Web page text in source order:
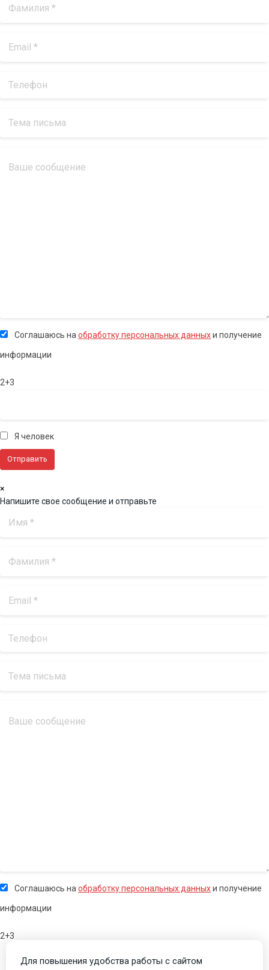
Соглашаюсь на обработку персональных данныхи получение
информации
2+3
Я человек
×
Напишите свое сообщение и отправьте
Соглашаюсь на обработку персональных данныхи получение
информации
2+3
Для повышения удобства работы с сайтом